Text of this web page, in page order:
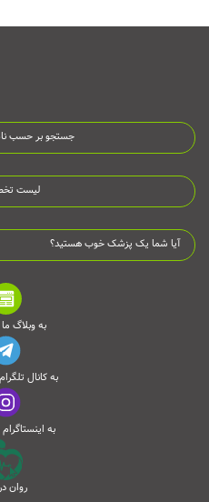
جستجو بر حسب
لیست
آیا شما یک پزشک خوب هستید؟
به وبلاگ
به کانال
به
روان